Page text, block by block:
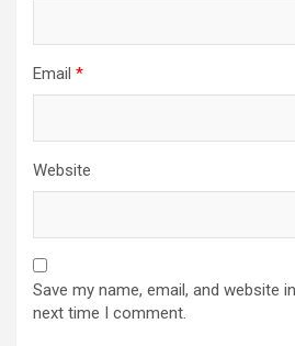
Email *
Website
Save my name, email, and website
next time I comment.